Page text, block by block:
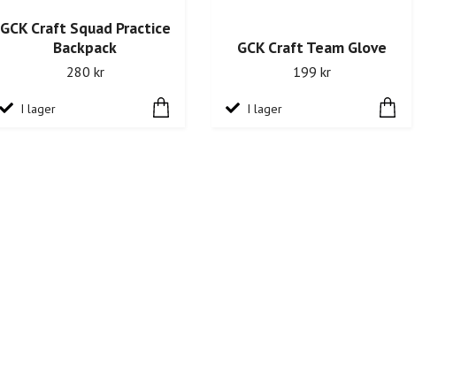
GCK Craft Squad Practice
Backpack
280 kr
I lager
GCK Craft Team Glove
199 kr
I lager